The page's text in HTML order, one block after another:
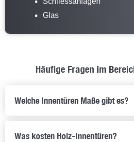
Glas
Häufige Fragen im
Welche Innentüren Maße gibt es?
Was kosten Holz-Innentüren?